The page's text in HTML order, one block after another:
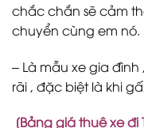
chắc chắn sẽ cảm
chuyển cùng em nó.
– Là mẫu xe gia
rãi , đặc biệt là khi
[Bảng giá thuê xe đi